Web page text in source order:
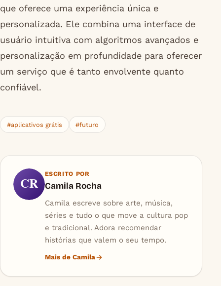
que oferece uma experiência única e
personalizada. Ele combina uma interface de
usuário intuitiva com algoritmos avançados e
personalização em profundidade para oferecer
um serviço que é tanto envolvente quanto
confiável.
#aplicativos grátis #futuro
CR
ESCRITO POR
Camila Rocha
Camila escreve sobre arte, música,
séries e tudo o que move a cultura pop
e tradicional. Adora recomendar
histórias que valem o seu tempo.
Mais de Camila